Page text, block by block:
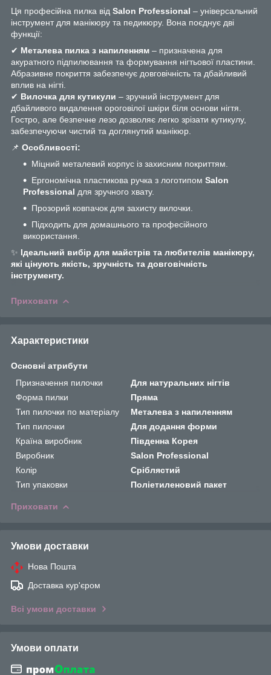
Ця професійна пилка від Salon Professional – універсальний
інструмент для манікюру та педикюру. Вона поєднує дві
функції:
✔ Металева пилка з напиленням – призначена для
акуратного підпилювання та формування нігтьової пластини.
Абразивне покриття забезпечує довговічність та дбайливий
вплив на нігті.
✔ Вилочка для кутикули – зручний інструмент для
дбайливого видалення ороговілої шкіри біля основи нігтя.
Гостро, але безпечне лезо дозволяє легко зрізати кутикулу,
забезпечуючи чистий та доглянутий манікюр.
📌 Особливості:
Міцний металевий корпус із захисним покриттям.
Ергономічна пластикова ручка з логотипом Salon
Professional для зручного хвату.
Прозорий ковпачок для захисту вилочки.
Підходить для домашнього та професійного
використання.
✨ Ідеальний вибір для майстрів та любителів манікюру,
які цінують якість, зручність та довговічність
інструменту.
Приховати
Характеристики
Основні атрибути
Призначення пилочки
Для натуральних нігтів
Форма пилки
Пряма
Тип пилочки по матеріалу
Металева з напиленням
Тип пилочки
Для додання форми
Країна виробник
Південна Корея
Виробник
Salon Professional
Колір
Сріблястий
Тип упаковки
Поліетиленовий пакет
Приховати
Умови доставки
Нова Пошта
Доставка кур'єром
Всі умови доставки
Умови оплати